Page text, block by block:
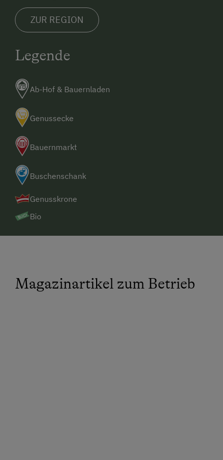
ZUR REGION
Legende
Ab-Hof & Bauernladen
Genussecke
Bauernmarkt
Buschenschank
Genusskrone
Bio
Magazinartikel zum Betrieb